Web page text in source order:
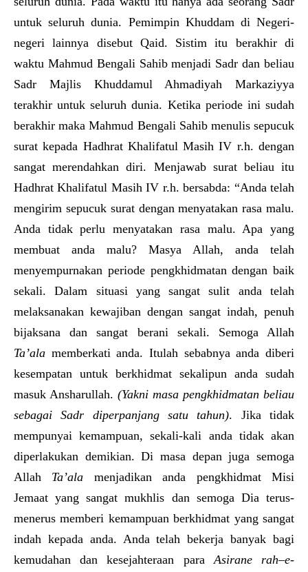
untuk seluruh dunia. Pemimpin Khuddam di Negeri-
negeri lainnya disebut Qaid. Sistim itu berakhir di
waktu Mahmud Bengali Sahib menjadi Sadr dan beliau
Sadr Majlis Khuddamul Ahmadiyah Markaziyya
terakhir untuk seluruh dunia. Ketika periode ini sudah
berakhir maka Mahmud Bengali Sahib menulis sepucuk
surat kepada Hadhrat Khalifatul Masih IV r.h. dengan
sangat merendahkan diri. Menjawab surat beliau itu
Hadhrat Khalifatul Masih IV r.h. bersabda: “Anda telah
mengirim sepucuk surat dengan menyatakan rasa malu.
Anda tidak perlu menyatakan rasa malu. Apa yang
membuat anda malu? Masya Allah, anda telah
menyempurnakan periode pengkhidmatan dengan baik
sekali. Dalam situasi yang sangat sulit anda telah
melaksanakan kewajiban dengan sangat indah, penuh
bijaksana dan sangat berani sekali. Semoga Allah
Ta’ala memberkati anda. Itulah sebabnya anda diberi
kesempatan untuk berkhidmat sekalipun anda sudah
masuk Ansharullah. (Yakni masa pengkhidmatan beliau
sebagai Sadr diperpanjang satu tahun). Jika tidak
mempunyai kemampuan, sekali-kali anda tidak akan
diperlakukan demikian. Di masa depan juga semoga
Allah Ta’ala menjadikan anda pengkhidmat Misi
Jemaat yang sangat mukhlis dan semoga Dia terus-
menerus memberi kemampuan berkhidmat yang sangat
indah kepada anda. Anda telah bekerja banyak bagi
kemudahan dan kesejahteraan para Asirane rah–e-